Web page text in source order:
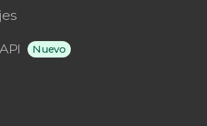
Nuevo